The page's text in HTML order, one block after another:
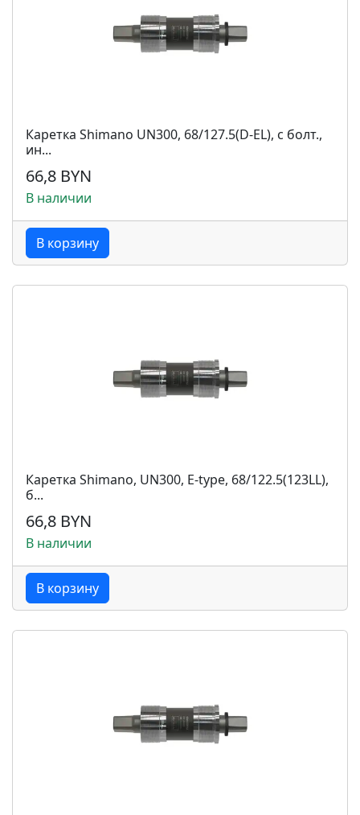
Каретка Shimano UN300, 68/127.5(D-EL), с болт.,
ин...
66,8 BYN
В наличии
В корзину
Каретка Shimano, UN300, E-type, 68/122.5(123LL),
б...
66,8 BYN
В наличии
В корзину